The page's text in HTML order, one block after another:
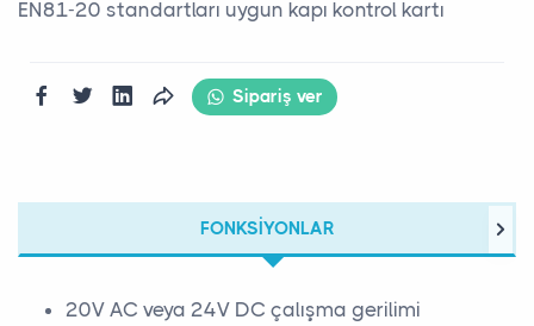
EN81-20 standartları uygun kapı kontrol kartı
Sipariş ver
FONKSIYONLAR
20V AC veya 24V DC çalışma gerilimi